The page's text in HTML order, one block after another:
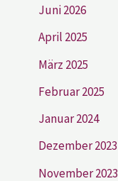
Juni 2026
April 2025
März 2025
Februar 2025
Januar 2024
Dezember 2023
November 2023